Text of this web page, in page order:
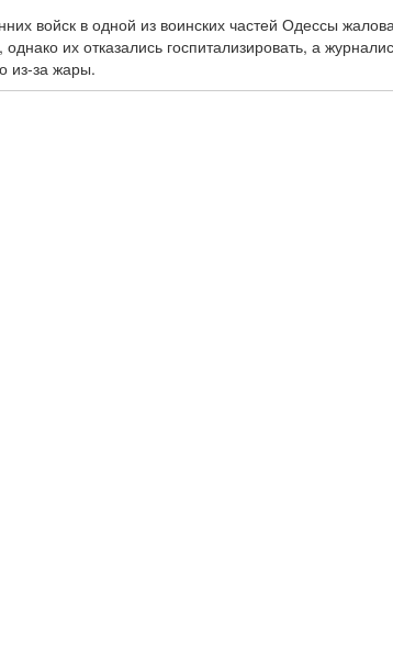
войск в одной из воинских частей Одессы
их отказались госпитализировать, а
из-за жары.